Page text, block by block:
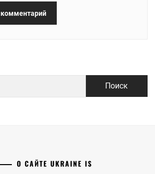
О САЙТЕ UKRAINE IS